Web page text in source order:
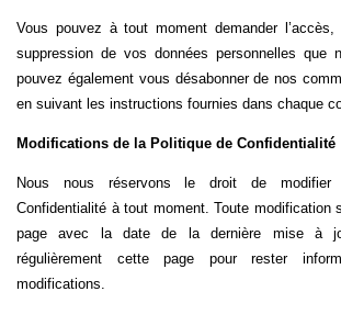
Vous pouvez à tout moment demander
suppression de vos données personnelles que
pouvez également vous désabonner de nos
en suivant les instructions fournies dans chaque
Modifications de la Politique de Confidentialité
Nous nous réservons le droit de modifier
Confidentialité à tout moment. Toute modification
page avec la date de la dernière mise à
régulièrement cette page pour rester
modifications.